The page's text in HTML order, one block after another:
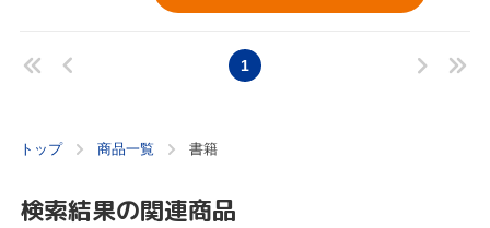
1
トップ 商品一覧 書籍
検索結果の関連商品